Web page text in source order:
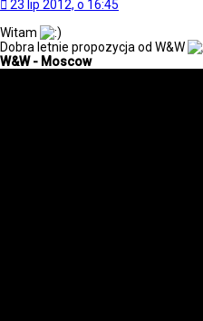
23 lip 2012, o 16:45
Witam
Dobra letnie propozycja od W&W
W&W - Moscow